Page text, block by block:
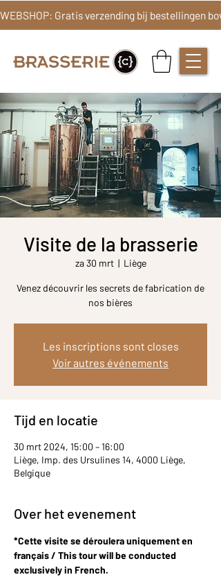
Visite de la brasserie
za 30 mrt
  |
Liège
Venez découvrir les secrets de fabrication de
nos bières
Les inscriptions sont closes
Voir autres événements
Tijd en locatie
30 mrt 2024, 15:00 – 16:00
Liège, Imp. des Ursulines 14, 4000 Liège,
Belgique
Over het evenement
*Cette visite se déroulera uniquement en
français / This tour will be conducted
exclusively in French.